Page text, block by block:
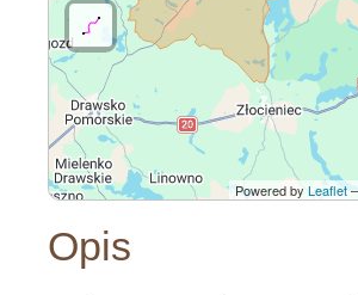
Powered by Leaflet
Opis